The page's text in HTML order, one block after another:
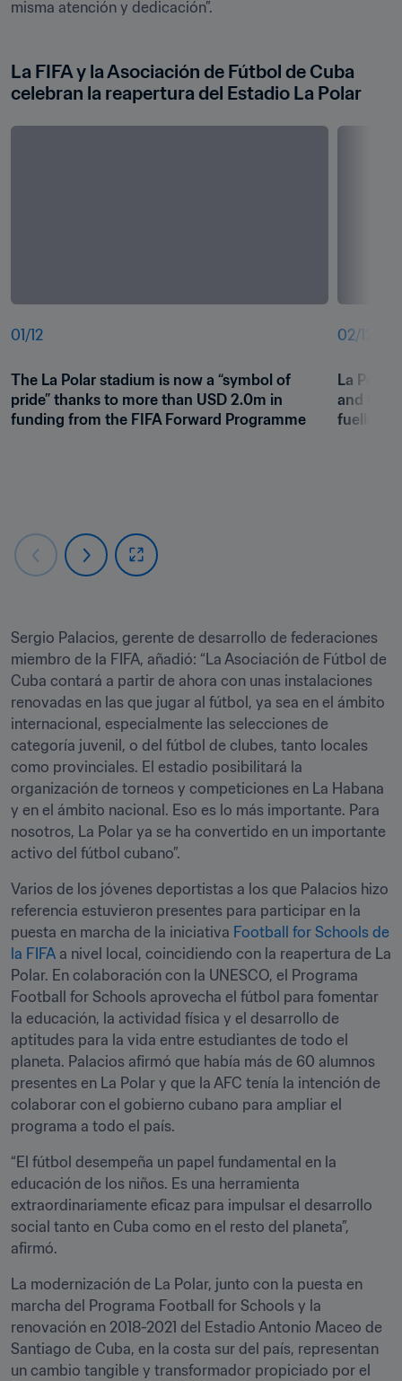
misma atención y dedicación”.
La FIFA y la Asociación de Fútbol de Cuba
celebran la reapertura del Estadio La Polar
01 /12
The La Polar stadium is now a “symbol of
pride” thanks to more than USD 2.0m in
funding from the FIFA Forward Programme
02/12
La
and
fuelled
Sergio Palacios, gerente de desarrollo de federaciones
miembro de la FIFA, añadió: “La Asociación de Fútbol de
Cuba contará a partir de ahora con unas instalaciones
renovadas en las que jugar al fútbol, ya sea en el ámbito
internacional, especialmente las selecciones de
categoría juvenil, o del fútbol de clubes, tanto locales
como provinciales. El estadio posibilitará la
organización de torneos y competiciones en La Habana
y en el ámbito nacional. Eso es lo más importante. Para
nosotros, La Polar ya se ha convertido en un importante
activo del fútbol cubano”.
Varios de los jóvenes deportistas a los que Palacios hizo
referencia estuvieron presentes para participar en la
puesta en marcha de la iniciativa Football for Schools de
la FIFA a nivel local, coincidiendo con la reapertura de La
Polar. En colaboración con la UNESCO, el Programa
Football for Schools aprovecha el fútbol para fomentar
la educación, la actividad física y el desarrollo de
aptitudes para la vida entre estudiantes de todo el
planeta. Palacios afirmó que había más de 60 alumnos
presentes en La Polar y que la AFC tenía la intención de
colaborar con el gobierno cubano para ampliar el
programa a todo el país.
“El fútbol desempeña un papel fundamental en la
educación de los niños. Es una herramienta
extraordinariamente eficaz para impulsar el desarrollo
social tanto en Cuba como en el resto del planeta”,
afirmó.
La modernización de La Polar, junto con la puesta en
marcha del Programa Football for Schools y la
renovación en 2018-2021 del Estadio Antonio Maceo de
Santiago de Cuba, en la costa sur del país, representan
un cambio tangible y transformador propiciado por el